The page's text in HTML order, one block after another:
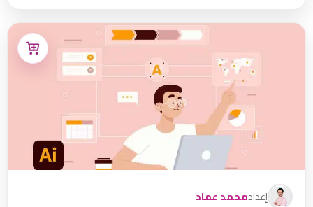
إعدادمحمد عماد